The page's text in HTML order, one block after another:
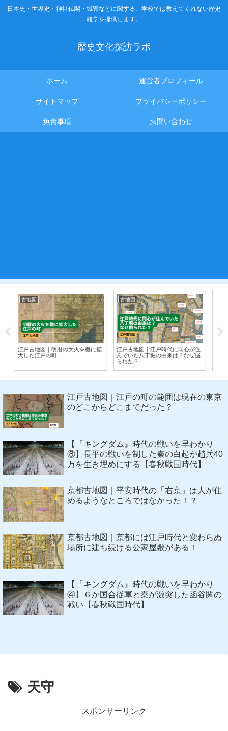
日本史・世界史・神社仏閣・城郭などに関する、学校では教えてくれない歴史
雑学を提供します。
歴史文化探訪ラボ
ホーム 運営者プロフィール
サイトマップ プライバシーポリシー
免責事項 お問い合わせ
古地図
江戸古地図｜江戸時代に同心が住
んでいた八丁堀の由来は？なぜ掘
古地図
江戸古地図｜寛永寺に黒門･･･上
野戦争の痕跡を歩く
江戸古地図｜江戸の町の範囲は現在の東京
のどこからどこまでだった？
【『キングダム』時代の戦いを早わかり
⑧】長平の戦いを制した秦の白起が趙兵40
万を生き埋めにする【春秋戦国時代】
京都古地図｜平安時代の「右京」は人が住
めるようなところではなかった！？
京都古地図｜京都には江戸時代と変わらぬ
場所に建ち続ける公家屋敷がある！
【『キングダム』時代の戦いを早わかり
④】６か国合従軍と秦が激突した函谷関の
戦い【春秋戦国時代】
天守
スポンサーリンク